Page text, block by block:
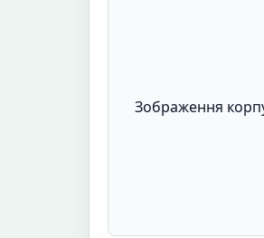
Зображення